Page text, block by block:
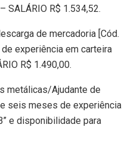
SALÁRIO R$ 1.534,52.
de mercadoria [Cód.
experiência em carteira
R$ 1.490,00.
metálicas/Ajudante de
seis meses de experiência
e disponibilidade para